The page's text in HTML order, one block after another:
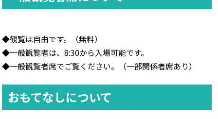
◆観覧は自由です。（無料）
◆一般観覧者は、8:30から入場可能です。
◆一般観覧者席でご覧ください。（一部関係者席あり）
おもてなしについて